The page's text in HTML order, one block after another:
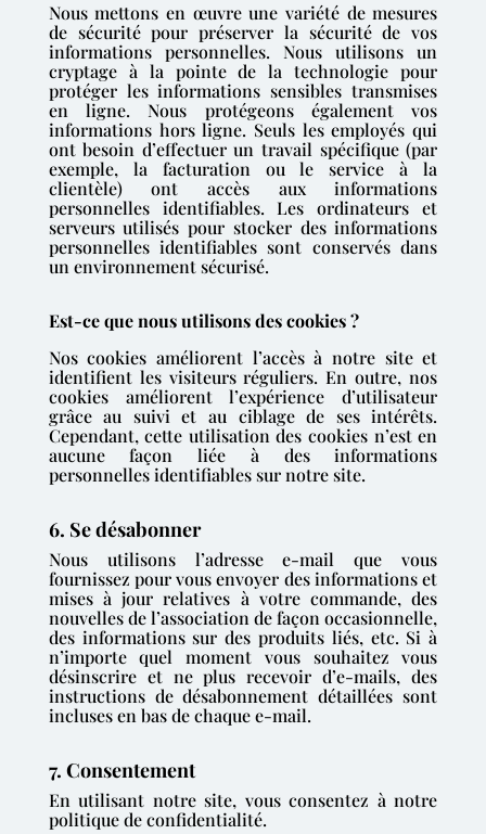
Nous mettons en œuvre une variété de mesures
de sécurité pour préserver la sécurité de vos
informations personnelles. Nous utilisons un
cryptage à la pointe de la technologie pour
protéger les informations sensibles transmises
en ligne. Nous protégeons également vos
informations hors ligne. Seuls les employés qui
ont besoin d’effectuer un travail spécifique (par
exemple, la facturation ou le service à la
clientèle) ont accès aux informations
personnelles identifiables. Les ordinateurs et
serveurs utilisés pour stocker des informations
personnelles identifiables sont conservés dans
un environnement sécurisé.
Est-ce que nous utilisons des cookies ?
Nos cookies améliorent l’accès à notre site et
identifient les visiteurs réguliers. En outre, nos
cookies améliorent l’expérience d’utilisateur
grâce au suivi et au ciblage de ses intérêts.
Cependant, cette utilisation des cookies n’est en
aucune façon liée à des informations
personnelles identifiables sur notre site.
6. Se désabonner
Nous utilisons l’adresse e-mail que vous
fournissez pour vous envoyer des informations et
mises à jour relatives à votre commande, des
nouvelles de l’association de façon occasionnelle,
des informations sur des produits liés, etc. Si à
n’importe quel moment vous souhaitez vous
désinscrire et ne plus recevoir d’e-mails, des
instructions de désabonnement détaillées sont
incluses en bas de chaque e-mail.
7. Consentement
En utilisant notre site, vous consentez à notre
politique de confidentialité.